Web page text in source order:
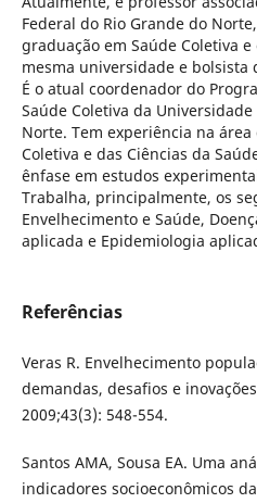
Federal do Rio Grande do
graduação em Saúde Coletiva
mesma universidade e bolsista
É o atual coordenador do
Saúde Coletiva da
Norte. Tem experiência na
Coletiva e das Ciências da
ênfase em estudos
Trabalha, principalmente, os
Envelhecimento e Saúde,
aplicada e Epidemiologia
Referências
Veras R. Envelhecimento
demandas, desafios e
2009;43(3): 548-554.
Santos AMA, Sousa EA. Uma
indicadores socioeconômicos